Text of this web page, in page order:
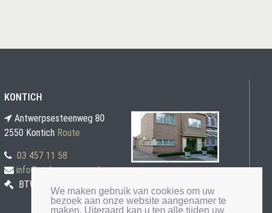
We maken gebruik van cookies om uw
bezoek aan onze website aangenamer te
maken. Uiteraard kan u ten alle tijden uw
KONTICH
Antwerpsesteenweg 80
2550 Kontich Route
03 457 11 58
info@gielis-veremans.be
BTW BE0871 030 207